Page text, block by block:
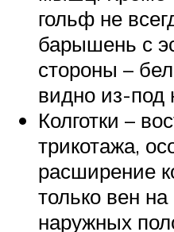
гольф не
барышень с
стороны –
видно из-под
Колготки –
трикотажа,
расширение
только вен на
наружных